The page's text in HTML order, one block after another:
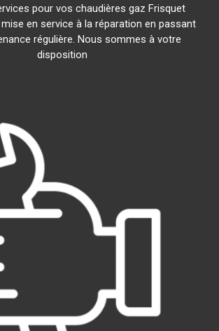
pour vos chaudières gaz Frisquet
mise en service à la réparation en passant
régulière. Nous sommes à votre
disposition